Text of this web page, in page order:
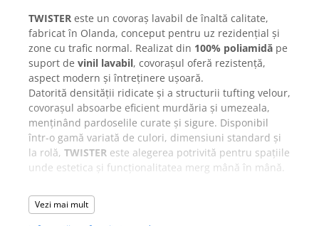
TWISTER este un covoraș lavabil de înaltă calitate,
fabricat în Olanda, conceput pentru uz rezidențial și
zone cu trafic normal. Realizat din 100% poliamidă pe
suport de vinil lavabil, covorașul oferă rezistență,
aspect modern și întreținere ușoară.
Datorită densității ridicate și a structurii tufting velour,
covorașul absoarbe eficient murdăria și umezeala,
menținând pardoselile curate și sigure. Disponibil
într-o gamă variată de culori, dimensiuni standard și
la rolă, TWISTER este alegerea potrivită pentru spațiile
unde estetica și funcționalitatea merg mână în mână.
Avantaje:
Lavabil – ușor de întreținut
Vezi mai mult